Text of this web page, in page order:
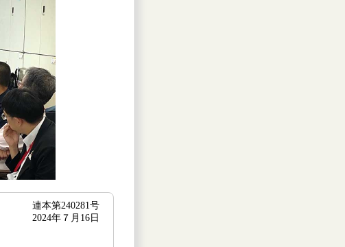
連本第240281号
2024年７月16日